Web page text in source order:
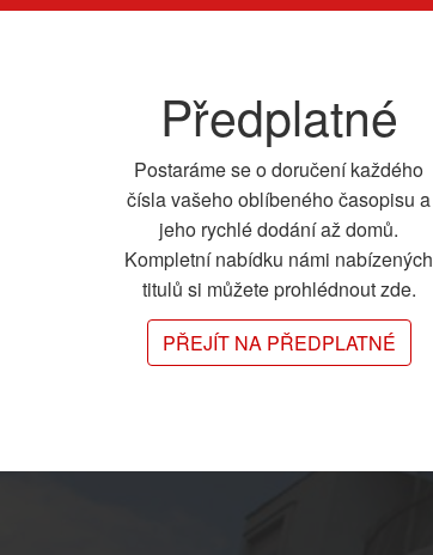
Předplatné
Postaráme se o doručení každého
čísla vašeho oblíbeného časopisu a
jeho rychlé dodání až domů.
Kompletní nabídku námi nabízených
titulů si můžete prohlédnout zde.
PŘEJÍT NA PŘEDPLATNÉ